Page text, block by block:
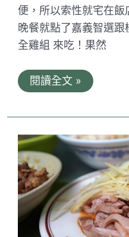
便，所以索性就宅在
晚餐就點了嘉義智選
全雞組 來吃！果然
桃
城
義
巨
無
霸
的
鮮
嫩
炸
全
雞
閱讀全文 »